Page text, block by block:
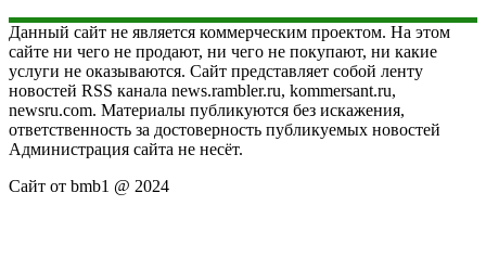
Данный сайт не является коммерческим проектом. На этом
сайте ни чего не продают, ни чего не покупают, ни какие
услуги не оказываются. Сайт представляет собой ленту
новостей RSS канала news.rambler.ru, kommersant.ru,
newsru.com. Материалы публикуются без искажения,
ответственность за достоверность публикуемых новостей
Администрация сайта не несёт.
Сайт от bmb1 @ 2024